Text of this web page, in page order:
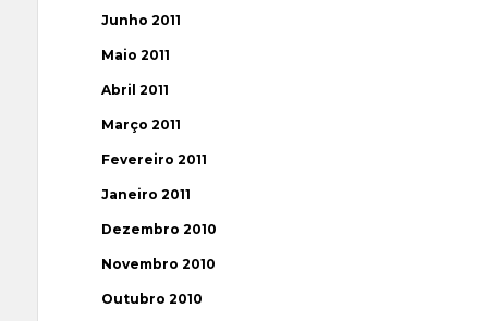
Junho 2011
Maio 2011
Abril 2011
Março 2011
Fevereiro 2011
Janeiro 2011
Dezembro 2010
Novembro 2010
Outubro 2010